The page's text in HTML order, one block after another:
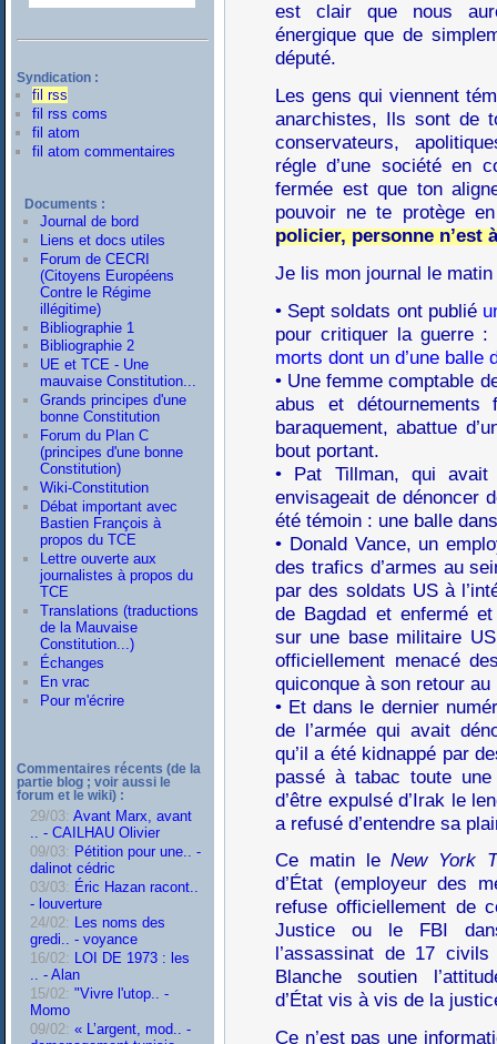
Syndication :
fil rss
fil rss coms
fil atom
fil atom commentaires
Documents :
Journal de bord
Liens et docs utiles
Forum de CECRI
(Citoyens Européens
Contre le Régime
illégitime)
Bibliographie 1
Bibliographie 2
UE et TCE - Une
mauvaise Constitution...
Grands principes d'une
bonne Constitution
Forum du Plan C
(principes d'une bonne
Constitution)
Wiki-Constitution
Débat important avec
Bastien François à
propos du TCE
Lettre ouverte aux
journalistes à propos du
TCE
Translations (traductions
de la Mauvaise
Constitution...)
Échanges
En vrac
Pour m'écrire
Commentaires récents (de la
partie blog ; voir aussi le
forum et le wiki) :
29/03: Avant Marx, avant
.. - CAILHAU Olivier
09/03: Pétition pour une.. -
dalinot cédric
03/03: Éric Hazan racont..
- louverture
24/02: Les noms des
gredi.. - voyance
16/02: LOI DE 1973 : les
.. - Alan
15/02: "Vivre l'utop.. -
Momo
09/02: « L’argent, mod.. -
est clair que nous
énergique que de
député.
Les gens qui viennent
anarchistes, Ils sont de
conservateurs,
régle d’une société en
fermée est que ton
pouvoir ne te protège
policier, personne n’est
Je lis mon journal le
• Sept soldats ont publié
pour critiquer la guerre
morts dont un d’une
• Une femme comptable
abus et
baraquement, abattue
bout portant.
• Pat Tillman, qui
envisageait de dénoncer
été témoin : une balle
• Donald Vance, un
des trafics d’armes au
par des soldats US à
de Bagdad et enfermé
sur une base militaire
officiellement menacé
quiconque à son retour au
• Et dans le dernier
de l’armée qui avait
qu’il a été kidnappé par
passé à tabac toute
d’être expulsé d’Irak le
a refusé d’entendre sa
Ce matin leNew York
d’État (employeur des
refuse officiellement de
Justice ou le FBI
l’assassinat de 17
Blanche soutien
d’État vis à vis de la
Ce n’est pas une